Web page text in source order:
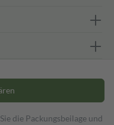
die Packungsbeilage und